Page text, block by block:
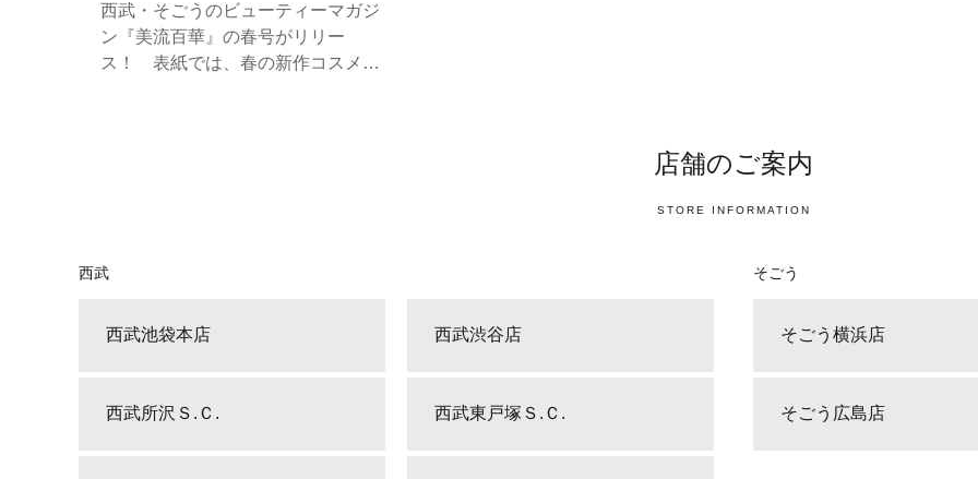
エレガンス イプサ
西武・そごうのビューティーマガジ
ン『美流百華』の春号がリリー
ス！ 表紙では、春の新作コスメな
紹介します。
店舗のご案内
STORE INFORMATION
西武
西武池袋本店 西武渋谷店
西武所沢Ｓ.Ｃ. 西武東戸塚Ｓ.Ｃ.
そごう
そごう横浜店
そごう広島店